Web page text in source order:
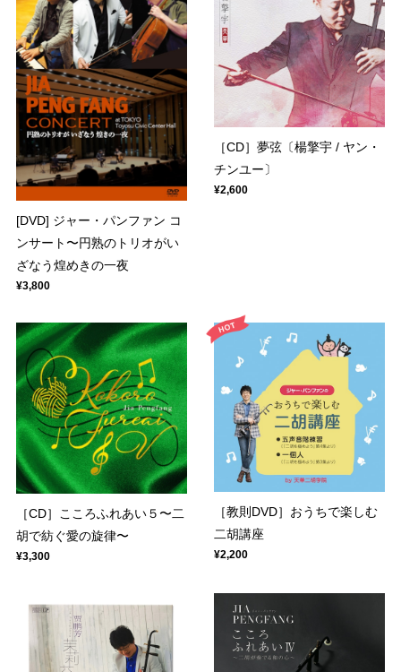
[DVD] ジャー・パンファン コ
ンサート〜円熟のトリオがい
ざなう煌めきの一夜
¥3,800
［CD］夢弦〔楊擎宇 / ヤン・
チンユー〕
¥2,600
［CD］こころふれあい５〜二
胡で紡ぐ愛の旋律〜
¥3,300
［教則DVD］おうちで楽しむ
二胡講座
¥2,200